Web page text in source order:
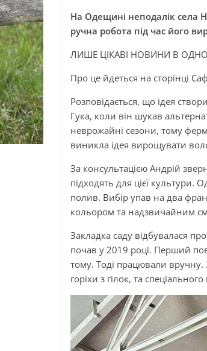
На Одещині неподалік села
ручна робота під час його
ЛИШЕ ЦІКАВІ НОВИНИ В
Про це йдеться на сторінці
Розповідається, що ідея
Гука, коли він шукав
неврожайні сезони, тому
виникла ідея вирощувати
За консультацією Андрій
підходять для цієї культури.
полив. Вибір упав на два
кольором та надзвичайним
Закладка саду відбувалася
почав у 2019 році. Перший
тому. Тоді працювали
горіхи з гілок, та